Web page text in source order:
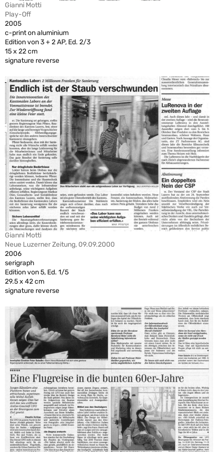
Gianni Motti
Play-Off
2005
c-print on aluminium
Edition von 3 + 2 AP, Ed. 2/3
15 x 22 cm
signature reverse
Gianni Motti
Neue Luzerner Zeitung, 09.09.2000
2006
serigraph
Edition von 5, Ed. 1/5
29.5 x 42 cm
signature reverse